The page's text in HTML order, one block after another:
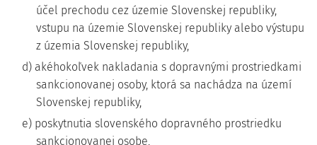
účel prechodu cez územie Slovenskej republiky,
vstupu na územie Slovenskej republiky alebo výstupu
z územia Slovenskej republiky,
d) akéhokoľvek nakladania s dopravnými prostriedkami
sankcionovanej osoby, ktorá sa nachádza na území
Slovenskej republiky,
e) poskytnutia slovenského dopravného prostriedku
sankcionovanej osobe,